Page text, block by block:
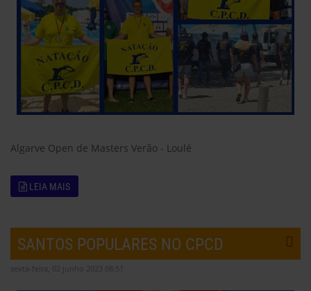
Algarve Open de Masters Verão - Loulé
LEIA MAIS
SANTOS POPULARES NO CPCD
sexta-feira, 02 junho 2023 08:51